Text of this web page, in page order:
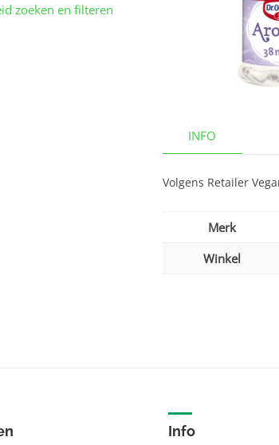
INFO
Volgens Retailer
Merk
Winkel
zoeken en filteren
Info